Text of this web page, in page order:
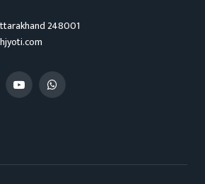
248001
YouTubeWhatsApp